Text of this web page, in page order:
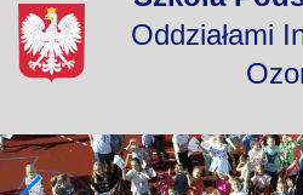
Oddziałami